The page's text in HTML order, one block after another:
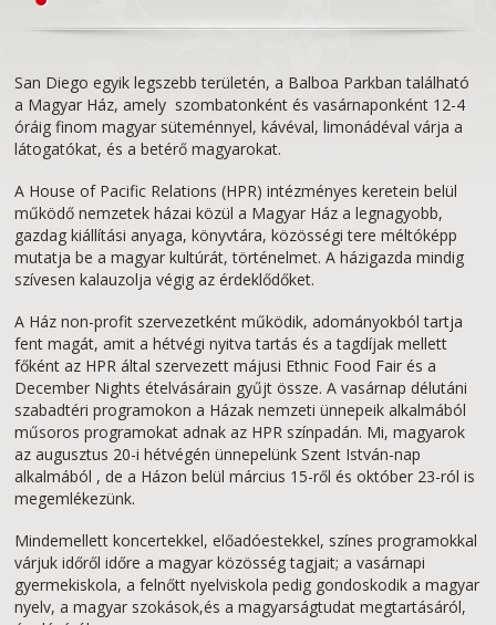
San Diego egyik legszebb területén, a Balboa Parkban található
a Magyar Ház, amely szombatonként és vasárnaponként 12-4
óráig finom magyar süteménnyel, kávéval, limonádéval várja a
látogatókat, és a betérő magyarokat.
A House of Pacific Relations (HPR) intézményes keretein belül
működő nemzetek házai közül a Magyar Ház a legnagyobb,
gazdag kiállítási anyaga, könyvtára, közösségi tere méltóképp
mutatja be a magyar kultúrát, történelmet. A házigazda mindig
szívesen kalauzolja végig az érdeklődőket.
A Ház non-profit szervezetként működik, adományokból tartja
fent magát, amit a hétvégi nyitva tartás és a tagdíjak mellett
főként az HPR által szervezett májusi Ethnic Food Fair és a
December Nights ételvásárain gyűjt össze. A vasárnap délutáni
szabadtéri programokon a Házak nemzeti ünnepeik alkalmából
műsoros programokat adnak az HPR színpadán. Mi, magyarok
az augusztus 20-i hétvégén ünnepelünk Szent István-nap
alkalmából , de a Házon belül március 15-ről és október 23-ról is
megemlékezünk.
Mindemellett koncertekkel, előadóestekkel, színes programokkal
várjuk időről időre a magyar közösség tagjait; a vasárnapi
gyermekiskola, a felnőtt nyelviskola pedig gondoskodik a magyar
nyelv, a magyar szokások,és a magyarságtudat megtartásáról,